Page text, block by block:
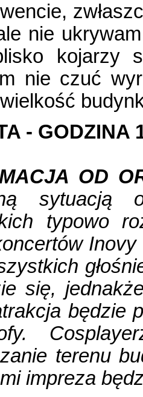
nie
kojarzy
nie czuć
- GODZINA
OD
sytuacją
typowo
się,
będzie
terenu
impreza